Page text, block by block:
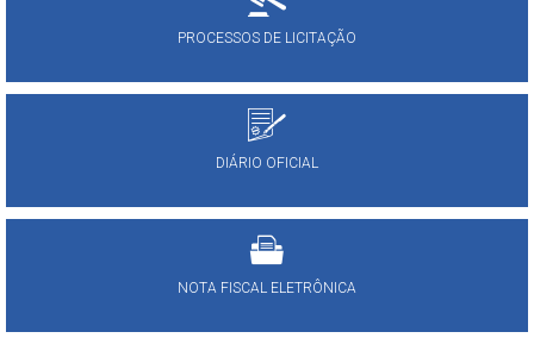
PROCESSOS DE LICITAÇÃO
DIÁRIO OFICIAL
NOTA FISCAL ELETRÔNICA